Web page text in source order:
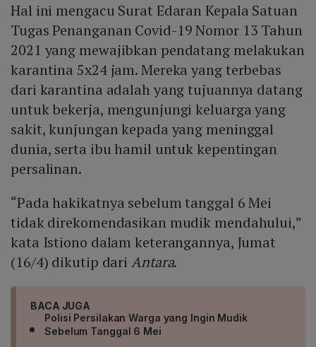
Hal ini mengacu Surat Edaran Kepala Satuan
Tugas Penanganan Covid-19 Nomor 13 Tahun
2021 yang mewajibkan pendatang melakukan
karantina 5x24 jam. Mereka yang terbebas
dari karantina adalah yang tujuannya datang
untuk bekerja, mengunjungi keluarga yang
sakit, kunjungan kepada yang meninggal
dunia, serta ibu hamil untuk kepentingan
persalinan.
“Pada hakikatnya sebelum tanggal 6 Mei
tidak direkomendasikan mudik mendahului,”
kata Istiono dalam keterangannya, Jumat
(16/4) dikutip dari Antara.
BACA JUGA
Polisi Persilakan Warga yang Ingin Mudik
Sebelum Tanggal 6 Mei